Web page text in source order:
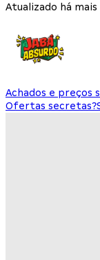
Atualizado há mais
Achados e preços
Ofertas secretas?